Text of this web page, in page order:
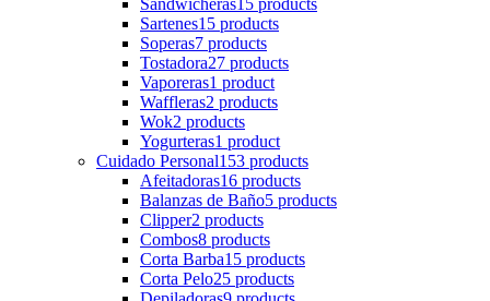
Sartenes15 products
Soperas7 products
Tostadora27 products
Vaporeras1 product
Waffleras2 products
Wok2 products
Yogurteras1 product
Cuidado Personal153 products
Afeitadoras16 products
Balanzas de Baño5 products
Clipper2 products
Combos8 products
Corta Barba15 products
Corta Pelo25 products